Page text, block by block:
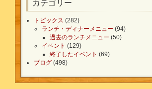
カテゴリー
トピックス (282)
ランチ・ディナーメニュー (94)
過去のランチメニュー (50)
イベント (129)
終了したイベント (69)
ブログ (498)